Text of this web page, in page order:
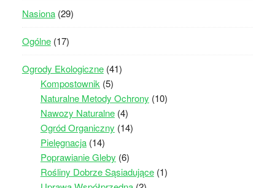
Nasiona(29)
Ogólne(17)
Ogrody Ekologiczne(41)
Kompostownik (5)
Naturalne Metody Ochrony (10)
Nawozy Naturalne(4)
Ogród Organiczny (14)
Pielęgnacja(14)
Poprawianie Gleby (6)
Rośliny Dobrze Sąsiadujące(1)